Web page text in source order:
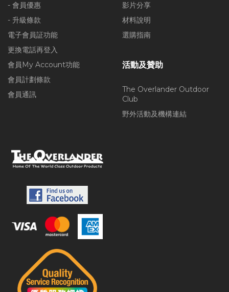
- 會員優惠
- 升級條款
電子會員証功能
更換電話再登入
會員My Account功能
會員計劃條款
會員通訊
影片分享
材料說明
選購指南
活動及贊助
The Overlander Outdoor
Club
野外活動及機構連結